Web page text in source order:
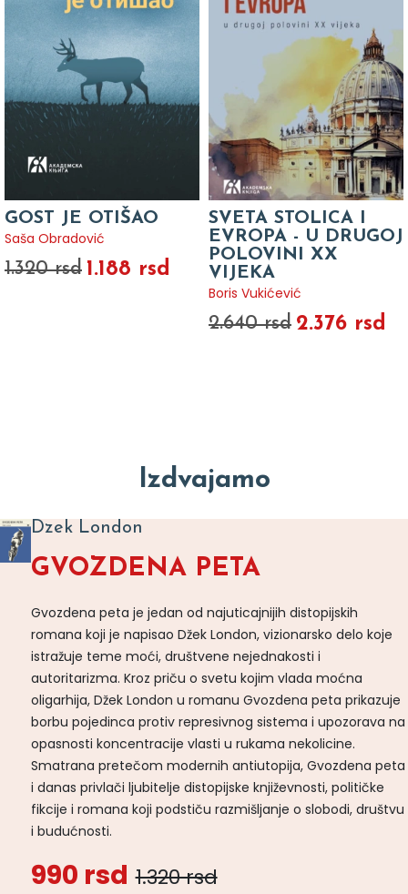
GOST JE OTIŠAO
Saša Obradović
1.320 rsd 1.188 rsd
SVETA STOLICA I
EVROPA - U DRUGOJ
POLOVINI XX
VIJEKA
Boris Vukićević
2.640 rsd 2.376 rsd
Izdvajamo
Dzek London
GVOZDENA PETA
Gvozdena peta je jedan od najuticajnijih distopijskih
romana koji je napisao Džek London, vizionarsko delo koje
istražuje teme moći, društvene nejednakosti i
autoritarizma. Kroz priču o svetu kojim vlada moćna
oligarhija, Džek London u romanu Gvozdena peta prikazuje
borbu pojedinca protiv represivnog sistema i upozorava na
opasnosti koncentracije vlasti u rukama nekolicine.
Smatrana pretečom modernih antiutopija, Gvozdena peta
i danas privlači ljubitelje distopijske književnosti, političke
fikcije i romana koji podstiču razmišljanje o slobodi, društvu
i budućnosti.
990 rsd 1.320 rsd